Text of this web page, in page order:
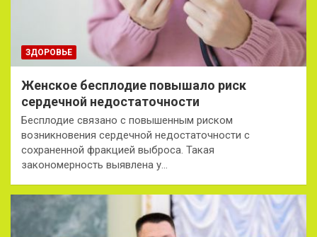
ЗДОРОВЬЕ
Женское бесплодие повышало риск
сердечной недостаточности
Бесплодие связано с повышенным риском
возникновения сердечной недостаточности с
сохраненной фракцией выброса. Такая
закономерность выявлена у…